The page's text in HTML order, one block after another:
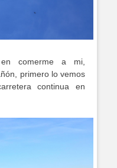
comerme a mi,
primero lo vemos
continua en